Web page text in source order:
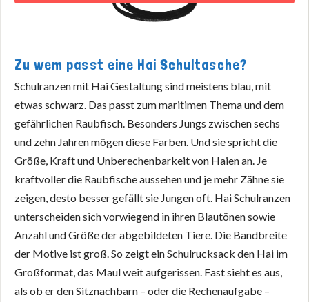
Zu wem passt eine Hai Schultasche?
Schulranzen mit Hai Gestaltung sind meistens blau, mit
etwas schwarz. Das passt zum maritimen Thema und dem
gefährlichen Raubfisch. Besonders Jungs zwischen sechs
und zehn Jahren mögen diese Farben. Und sie spricht die
Größe, Kraft und Unberechenbarkeit von Haien an. Je
kraftvoller die Raubfische aussehen und je mehr Zähne sie
zeigen, desto besser gefällt sie Jungen oft. Hai Schulranzen
unterscheiden sich vorwiegend in ihren Blautönen sowie
Anzahl und Größe der abgebildeten Tiere. Die Bandbreite
der Motive ist groß. So zeigt ein Schulrucksack den Hai im
Großformat, das Maul weit aufgerissen. Fast sieht es aus,
als ob er den Sitznachbarn – oder die Rechenaufgabe –